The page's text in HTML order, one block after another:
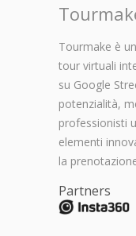
Tourmake è
tour virtuali
su Google
potenzialità,
professionisti
elementi
la
Partners